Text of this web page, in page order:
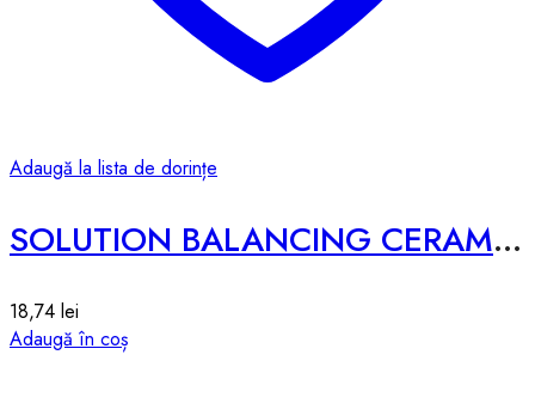
Adaugă la lista de dorințe
SOLUTION BALANCING CERAMIDE SHEET MASK – 25ml
18,74 lei
Adaugă în coș